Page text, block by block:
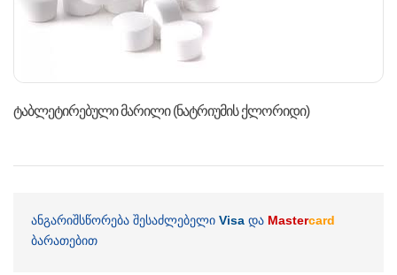
ტაბლეტირებული მარილი (ნატრიუმის ქლორიდი)
ანგარიშსწორება შესაძლებელი Visa და Mastercard
ბარათებით